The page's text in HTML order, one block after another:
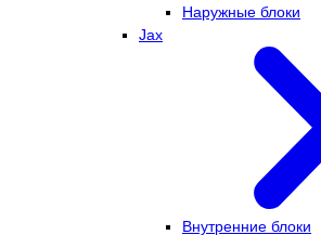
Наружные блоки
Jax
Внутренние блоки